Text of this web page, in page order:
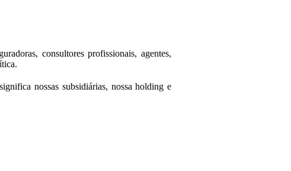
consultores profissionais, agentes,
nossas subsidiárias, nossa holding e